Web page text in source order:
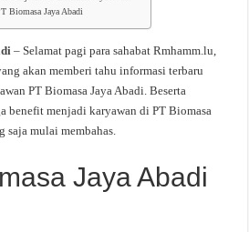
Biomasa Jaya Abadi
– Selamat pagi para sahabat Rmhamm.lu,
akan memberi tahu informasi terbaru
PT Biomasa Jaya Abadi. Beserta
benefit menjadi karyawan di PT Biomasa
saja mulai membahas.
Jaya Abadi